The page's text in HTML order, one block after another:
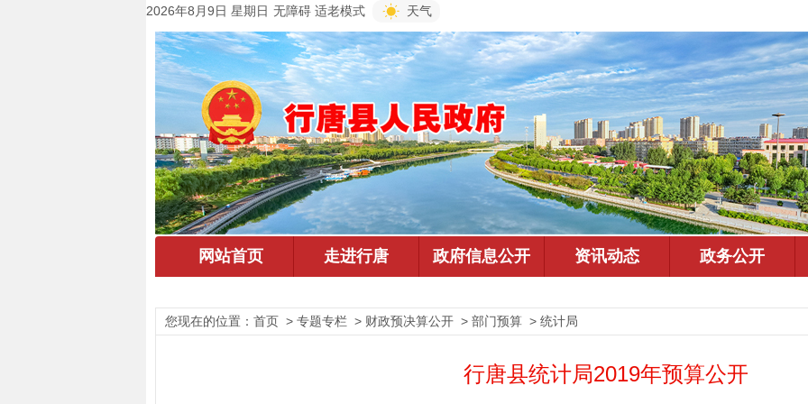
2026年8月9日 星期日 无障碍 适老模式 天气
您现在的位置： 首页 > 专题专栏 > 财政预决算公开 > 部门预算 > 统计局
行唐县统计局2019年预算公开